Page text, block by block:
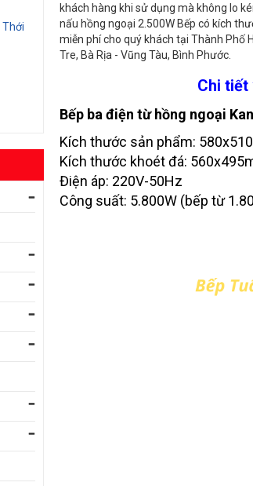
Thới
khách hàng khi sử dụng mà không lo
nấu hồng ngoại 2.500W Bếp có kích
miễn phí cho quý khách tại Thành Phố
Tre, Bà Rịa - Vũng Tàu, Bình Phước.
Chi tiết
Bếp ba điện từ hồng ngoại
Kích thước sản phẩm:
Kích thước khoét đá:
Điện áp: 220V-50Hz
Công suất: 5.800W (bếp từ